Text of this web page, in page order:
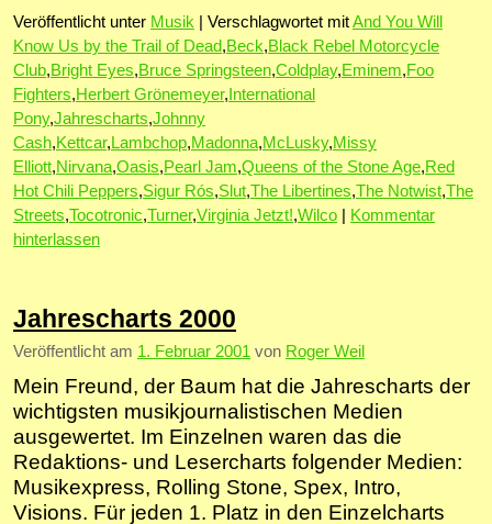
Veröffentlicht unter Musik Verschlagwortet mitAnd You Will
Know Us by the Trail of Dead,Beck,Black Rebel Motorcycle
Club,Bright Eyes,Bruce Springsteen,Coldplay,Eminem,Foo
Fighters,Herbert Grönemeyer, International
Pony,Jahrescharts,Johnny
Cash,Kettcar, Lambchop,Madonna,McLusky,Missy
Elliott,Nirvana,Oasis,Pearl Jam,Queens of the Stone Age,Red
Hot Chili Peppers,Sigur Rós,Slut,The Libertines,The Notwist,The
Streets,Tocotronic,Turner,Virginia Jetzt!,Wilco
Kommentar
hinterlassen
Jahrescharts 2000
Veröffentlicht am 1. Februar 2001 von Roger Weil
Mein Freund, der Baum hat die Jahrescharts der
wichtigsten musikjournalistischen Medien
ausgewertet. Im Einzelnen waren das die
Redaktions- und Lesercharts folgender Medien:
Musikexpress, Rolling Stone, Spex, Intro,
Visions. Für jeden 1. Platz in den Einzelcharts